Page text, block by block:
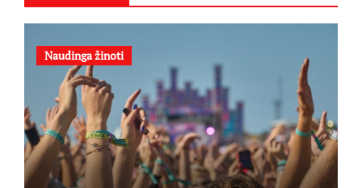
Naudinga žinoti